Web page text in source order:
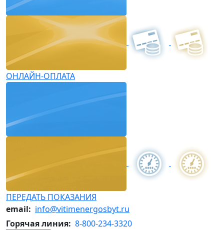
ОНЛАЙН-ОПЛАТА
ПЕРЕДАТЬ ПОКАЗАНИЯ
email: info@vitimenergosbyt.ru
Горячая линия: 8-800-234-3320